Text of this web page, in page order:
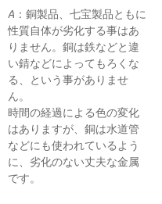
A：銅製品、七宝製品ともに
性質自体が劣化する事はあ
りません。銅は鉄などと違
い錆などによってもろくな
る、という事がありませ
ん。
時間の経過による色の変化
はありますが、銅は水道管
などにも使われているよう
に、劣化のない丈夫な金属
です。